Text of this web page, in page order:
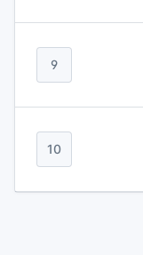
9
10